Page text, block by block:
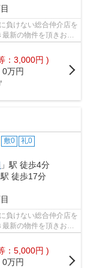
負けない総合仲介店を
新の物件を頂きお客
：3,000円 )
0万円
敷0 礼0
」駅 徒歩4分
駅 徒歩17分
負けない総合仲介店を
新の物件を頂きお客
：5,000円 )
0万円